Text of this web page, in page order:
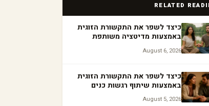
RELATED
כיצד לשפר את התקשורת הזוגית
באמצעות מדיטציה משותפת
August 6, 2026
כיצד לשפר את התקשורת הזוגית
באמצעות שיתוף רגשות כנים
August 5, 2026